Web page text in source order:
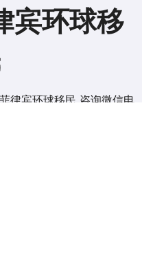
宾环球移
律宾环球移民 咨询微信电